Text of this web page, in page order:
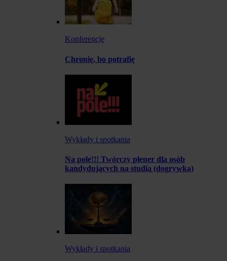
Konferencje
Chronię, bo potrafię
Wykłady i spotkania
Na pole!!! Twórczy plener dla osób
kandydujących na studia (dogrywka)
Wykłady i spotkania